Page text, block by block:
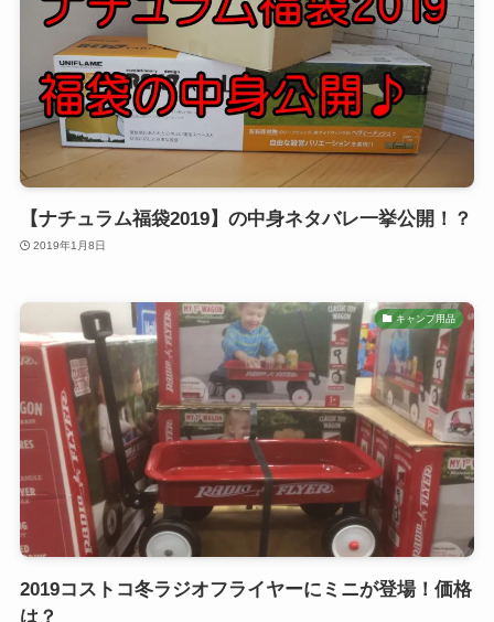
【ナチュラム福袋2019】の中身ネタバレ一挙公開！？
2019年1月8日
キャンプ用品
2019コストコ冬ラジオフライヤーにミニが登場！価格
は？